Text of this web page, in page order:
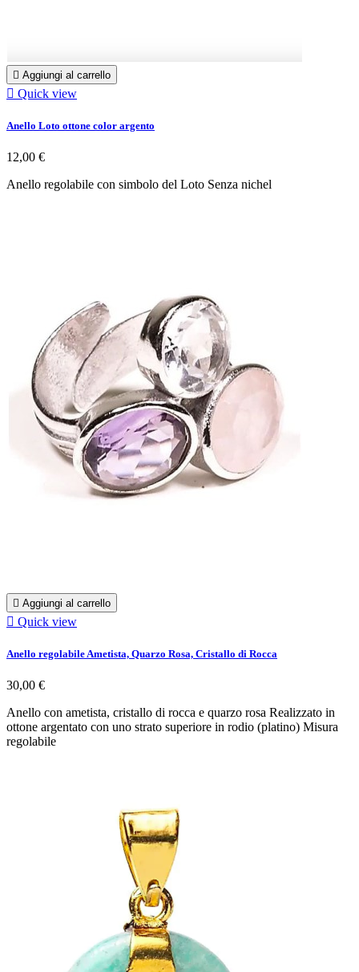
 Aggiungi al carrello
 Quick view
Anello Loto ottone color argento
12,00 €
Anello regolabile con simbolo del Loto Senza nichel
 Aggiungi al carrello
 Quick view
Anello regolabile Ametista, Quarzo Rosa, Cristallo di Rocca
30,00 €
Anello con ametista, cristallo di rocca e quarzo rosa Realizzato in
ottone argentato con uno strato superiore in rodio (platino) Misura
regolabile